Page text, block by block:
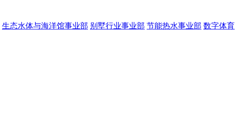
生态水体与海洋馆事业部 别墅行业事业部 节能热水事业部 数字体育